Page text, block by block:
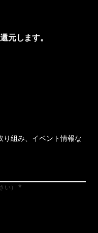
元します。
組み、イベント情報な
）